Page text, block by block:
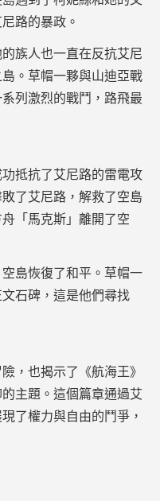
路的暴政。
族人也一直在反抗艾尼
。草帽一夥與山迪亞戰
列激烈的戰鬥，路飛最
抵抗了艾尼路的雷電攻
了艾尼路，解救了空島
「馬克斯」離開了空
島恢復了和平。草帽一
石碑，這是他們尋找
，也揭示了《航海王》
主題。這個篇章通過艾
了權力與自由的鬥爭，